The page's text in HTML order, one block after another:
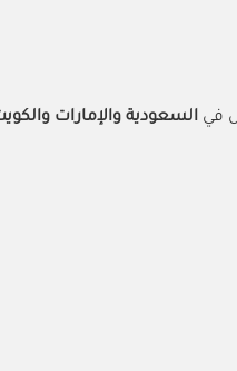
في السعودية والإمارات